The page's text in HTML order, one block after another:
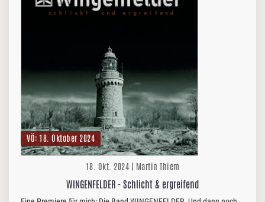
VÖ: 18. Oktober 2024
18. Okt. 2024 | Martin Thiem
WINGENFELDER - Schlicht & ergreifend